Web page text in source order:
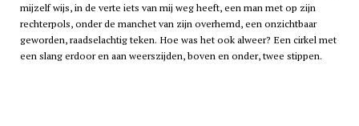
mijzelf wijs, in de verte iets van mij weg heeft, een man met op zijn
rechterpols, onder de manchet van zijn overhemd, een onzichtbaar
geworden, raadselachtig teken. Hoe was het ook alweer? Een cirkel met
een slang erdoor en aan weerszijden, boven en onder, twee stippen.